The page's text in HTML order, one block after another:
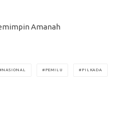
Amanah
NASIONAL PEMILU PILKADA